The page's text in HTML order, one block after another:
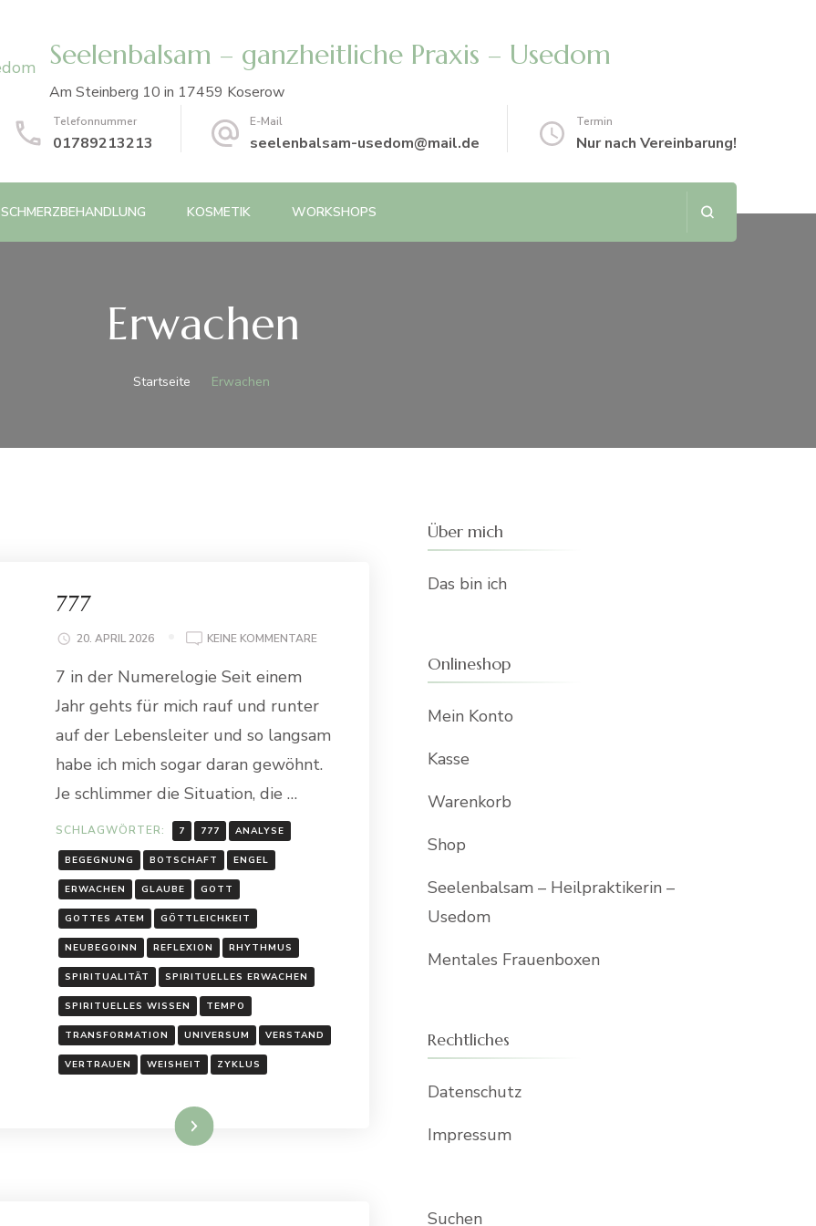
Seelenbalsam – ganzheitliche Praxis – Usedom
Am Steinberg 10 in 17459 Koserow
Telefonnummer
01789213213
E-Mail
seelenbalsam-usedom@mail.de
Termin
Nur nach Vereinbarung!
SCHMERZBEHANDLUNG KOSMETIK WORKSHOPS
Erwachen
Startseite Erwachen
777
20. APRIL 2026 KEINE KOMMENTAREZU
7 in der Numerelogie Seit einem
Jahr gehts für mich rauf und runter
auf der Lebensleiter und so langsam
habe ich mich sogar daran gewöhnt.
Je schlimmer die Situation, die …
SCHLAGWÖRTER: 7 777 ANALYSE
BEGEGNUNG BOTSCHAFT ENGEL
ERWACHEN GLAUBE GOTT
GOTTES ATEM GÖTTLEICHKEIT
NEUBEGOINN REFLEXION RHYTHMUS
SPIRITUALITÄT SPIRITUELLES ERWACHEN
SPIRITUELLES WISSEN TEMPO
TRANSFORMATION UNIVERSUM VERSTAND
VERTRAUEN WEISHEIT ZYKLUS
Weiterlesen
Über mich
Das bin ich
Onlineshop
Mein Konto
Kasse
Warenkorb
Shop
Seelenbalsam – Heilpraktikerin –
Usedom
Mentales Frauenboxen
Rechtliches
Datenschutz
Impressum
Suchen